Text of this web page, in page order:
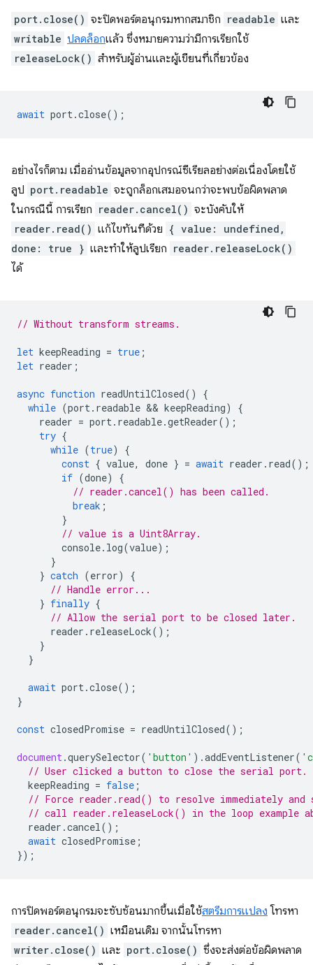
port.close() จะปิดพอร์ตอนุกรมหากสมาชิก readable และ
writable ปลดล็อกแล้ว ซึ่งหมายความว่ามีการเรียกใช้
releaseLock() สำหรับผู้อ่านและผู้เขียนที่เกี่ยวข้อง
await port.close();
อย่างไรก็ตาม เมื่ออ่านข้อมูลจากอุปกรณ์ซีเรียลอย่างต่อเนื่องโดยใช้
ลูป port.readable จะถูกล็อกเสมอจนกว่าจะพบข้อผิดพลาด
ในกรณีนี้ การเรียก reader.cancel() จะบังคับให้
reader.read() แก้ไขทันทีด้วย { value: undefined,
done: true } และทำให้ลูปเรียก reader.releaseLock()
ได้
// Without transform streams.
let keepReading = true ;
let reader ;
async function readUntilClosed()
{
while (port. readable && keepReading)
{
reader = port. readable.getReader();
try {
while (true)
{
const { value, done } = await reader . read();
if (done)
{
// reader.cancel() has been called.
break ;
}
// value is a Uint8Array.
console. log(value);
}
} catch (error)
{
// Handle error...
} finally {
// Allow the serial port to be closed later.
reader . releaseLock();
}
}
await port.close();
}
const closedPromise = readUntilClosed();
document.querySelector( 'button' ).addEventListener(
// User clicked a button to close the serial port.
keepReading = false ;
// Force reader.read() to resolve immediately and
// call reader.releaseLock() in the loop example
reader .cancel();
await closedPromise ;
});
การปิดพอร์ตอนุกรมจะซับซ้อนมากขึ้นเมื่อใช้สตรีมการแปลง โทรหา
reader.cancel() เหมือนเดิม จากนั้นโทรหา
writer.close() และ port.close() ซึ่งจะส่งต่อข้อผิดพลาด